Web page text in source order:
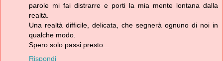
parole mi fai distrarre e porti la mia mente lontana dalla
realtà.
Una realtà difficile, delicata, che segnerà ognuno di noi in
qualche modo.
Spero solo passi presto...
Rispondi